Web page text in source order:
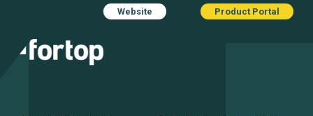
Website Product Portal